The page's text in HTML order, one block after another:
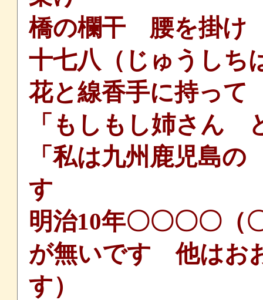
橋の欄干 腰を掛け
十七八（じゅうしち
花と線香手に持って
「もしもし姉さん
「私は九州鹿児島
す
明治10年〇〇〇〇（
が無いです 他はお
す）